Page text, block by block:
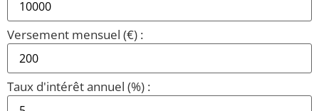
Versement mensuel (€) :
Taux d'intérêt annuel (%) :